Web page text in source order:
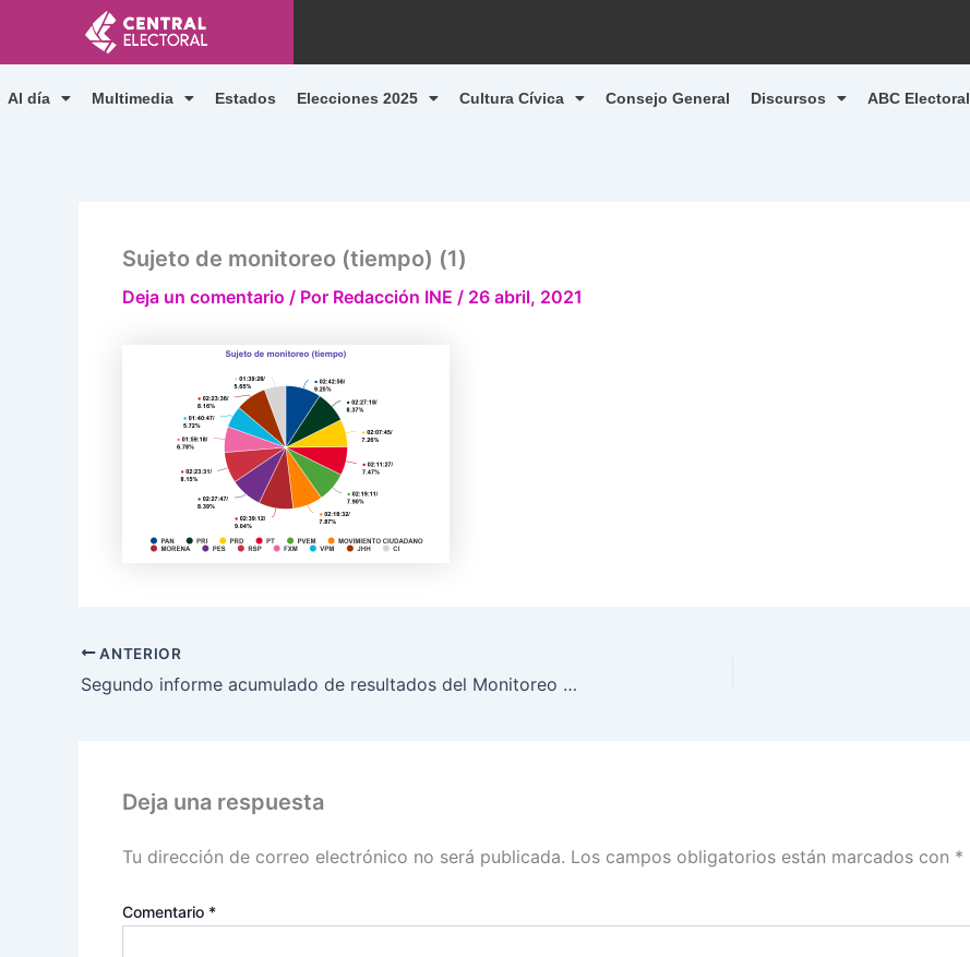
contenido
Al día Multimedia Estados Elecciones 2025 Cultura Cívica Consejo General Discursos ABC Electoral
Sujeto de monitoreo (tiempo) (1)
Deja un comentario / Por Redacción INE / 26 abril, 2021
ANTERIOR
Segundo informe acumulado de resultados del Monitoreo de noticiarios durante las campañas federales en Tamaulipas
Deja una respuesta
Tu dirección de correo electrónico no será publicada. Los campos obligatorios están marcados con *
Comentario *